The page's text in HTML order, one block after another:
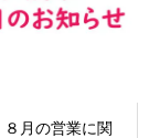
８月の営業に関